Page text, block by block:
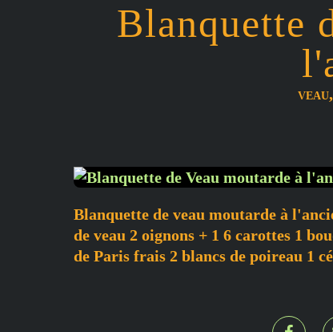
Blanquette
VEAU,
Blanquette de veau moutarde à
de veau 2 oignons + 1 6 carottes 1
de Paris frais 2 blancs de poireau 1